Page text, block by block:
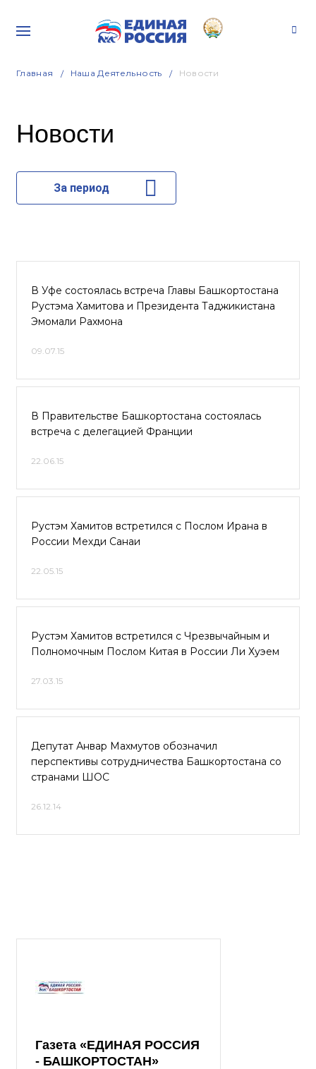
Главная Наша Деятельность Новости
Новости
За период
В Уфе состоялась встреча Главы Башкортостана
Рустэма Хамитова и Президента Таджикистана
Эмомали Рахмона
09.07.15
В Правительстве Башкортостана состоялась
встреча с делегацией Франции
22.06.15
Рустэм Хамитов встретился с Послом Ирана в
России Мехди Санаи
22.05.15
Рустэм Хамитов встретился с Чрезвычайным и
Полномочным Послом Китая в России Ли Хуэем
27.03.15
Депутат Анвар Махмутов обозначил
перспективы сотрудничества Башкортостана со
странами ШОС
26.12.14
Газета «ЕДИНАЯ РОССИЯ
- БАШКОРТОСТАН»